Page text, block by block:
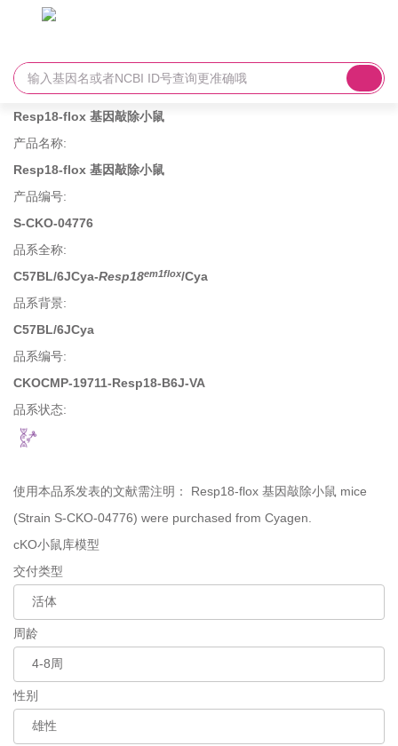
Resp18-flox 基因敲除小鼠
产品名称:
Resp18-flox 基因敲除小鼠
产品编号:
S-CKO-04776
品系全称:
C57BL/6JCya-Resp18em1flox/Cya
品系背景:
C57BL/6JCya
品系编号:
CKOCMP-19711-Resp18-B6J-VA
品系状态:
使用本品系发表的文献需注明： Resp18-flox 基因敲除小鼠 mice
(Strain S-CKO-04776) were purchased from Cyagen.
cKO小鼠库模型
交付类型
周龄
性别